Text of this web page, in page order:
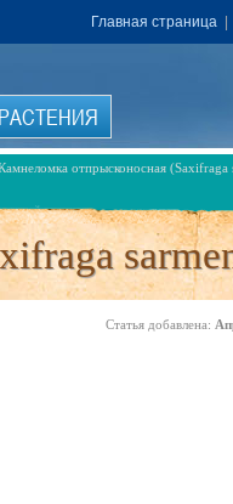
Главная страница
РАСТЕНИЯ
отпрысконосная (Saxifraga
Статья добавлена: